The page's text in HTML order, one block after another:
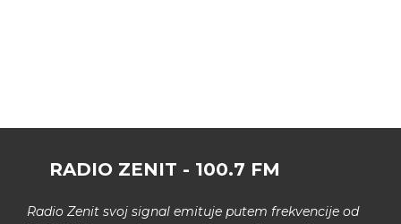
RADIO ZENIT - 100.7 FM
Radio Zenit svoj signal emituje putem frekvencije od